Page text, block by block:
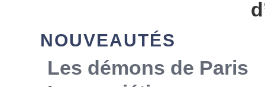
NOUVEAUTÉS
Les démons de Paris